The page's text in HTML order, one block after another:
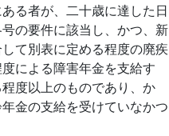
る者が、二十歳に達した日
の要件に該当し、かつ、新
て別表に定める程度の廃疾
による障害年金を支給す
度以上のものであり、か
金の支給を受けていなかつ